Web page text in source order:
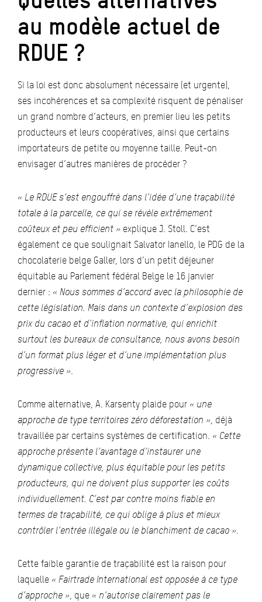
au modèle actuel de
RDUE ?
Si la loi est donc absolument nécessaire (et urgente),
ses incohérences et sa complexité risquent de pénaliser
un grand nombre d’acteurs, en premier lieu les petits
producteurs et leurs coopératives, ainsi que certains
importateurs de petite ou moyenne taille. Peut-on
envisager d’autres manières de procéder ?
« Le RDUE s’est engouffré dans l’idée d’une traçabilité
totale à la parcelle, ce qui se révèle extrêmement
coûteux et peu efficient » explique J. Stoll. C’est
également ce que soulignait Salvator Ianello, le PDG de la
chocolaterie belge Galler, lors d’un petit déjeuner
équitable au Parlement fédéral Belge le 16 janvier
dernier : « Nous sommes d’accord avec la philosophie de
cette législation. Mais dans un contexte d’explosion des
prix du cacao et d’inflation normative, qui enrichit
surtout les bureaux de consultance, nous avons besoin
d’un format plus léger et d’une implémentation plus
progressive ».
Comme alternative, A. Karsenty plaide pour « une
approche de type territoires zéro déforestation », déjà
travaillée par certains systèmes de certification. « Cette
approche présente l’avantage d’instaurer une
dynamique collective, plus équitable pour les petits
producteurs, qui ne doivent plus supporter les coûts
individuellement. C’est par contre moins fiable en
termes de traçabilité, ce qui oblige à plus et mieux
contrôler l’entrée illégale ou le blanchiment de cacao ».
Cette faible garantie de traçabilité est la raison pour
laquelle « Fairtrade International est opposée à ce type
d’approche », que « n’autorise clairement pas le